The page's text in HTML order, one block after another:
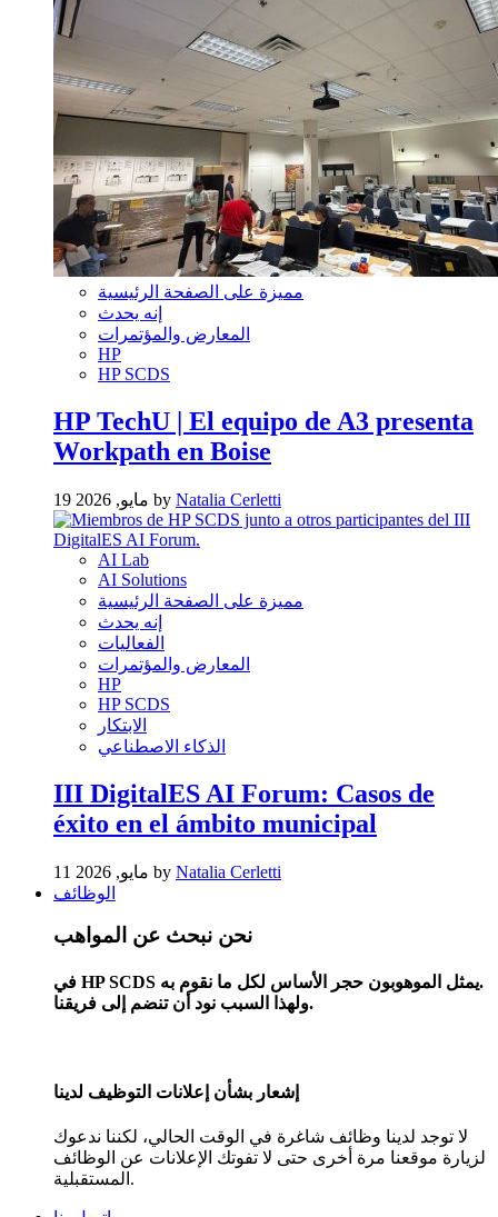
مميزة على الصفحة الرئيسية
إنه يحدث
المعارض والمؤتمرات
HP
HP SCDS
HP TechU | El equipo de A3 presenta
Workpath en Boise
19 مايو, 2026 by Natalia Cerletti
AI Lab
AI Solutions
مميزة على الصفحة الرئيسية
إنه يحدث
الفعاليات
المعارض والمؤتمرات
HP
HP SCDS
الابتكار
الذكاء الاصطناعي
III DigitalES AI Forum: Casos de
éxito en el ámbito municipal
11 مايو, 2026 by Natalia Cerletti
الوظائف
نحن نبحث عن المواهب
في HP SCDS يمثل الموهوبون حجر الأساس لكل ما نقوم به.
ولهذا السبب نود أن تنضم إلى فريقنا.
إشعار بشأن إعلانات التوظيف لدينا
لا توجد لدينا وظائف شاغرة في الوقت الحالي، لكننا ندعوك
لزيارة موقعنا مرة أخرى حتى لا تفوتك الإعلانات عن الوظائف
المستقبلية.